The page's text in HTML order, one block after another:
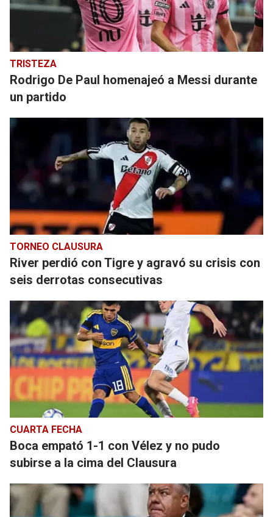
TRISTEZA
Rodrigo De Paul homenajeó a Messi durante
un partido
TORNEO CLAUSURA
River perdió con Tigre y agravó su crisis con
seis derrotas consecutivas
CUARTA FECHA
Boca empató 1-1 con Vélez y no pudo
subirse a la cima del Clausura